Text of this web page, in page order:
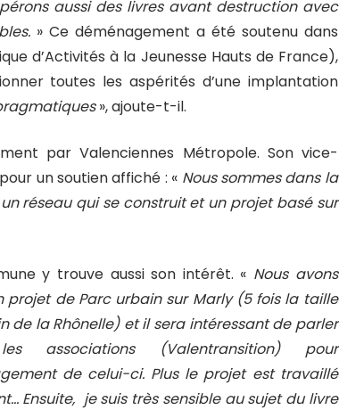
aussi des livres avant destruction avec
» Ce déménagement a été soutenu dans
d’Activités à la Jeunesse Hauts de France),
toutes les aspérités d’une implantation
», ajoute-t-il.
par Valenciennes Métropole. Son vice-
un soutien affiché : « Nous sommes dans la
réseau qui se construit et un projet basé sur
y trouve aussi son intérêt. « Nous avons
projet de Parc urbain sur Marly (5 fois la taille
de la Rhônelle) et il sera intéressant de parler
associations (Valentransition) pour
de celui-ci. Plus le projet est travaillé
Ensuite, je suis très sensible au sujet du livre